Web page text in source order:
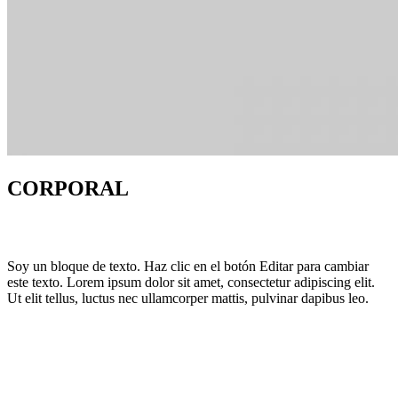
CORPORAL
Soy un bloque de texto. Haz clic en el botón Editar para cambiar
este texto. Lorem ipsum dolor sit amet, consectetur adipiscing elit.
Ut elit tellus, luctus nec ullamcorper mattis, pulvinar dapibus leo.